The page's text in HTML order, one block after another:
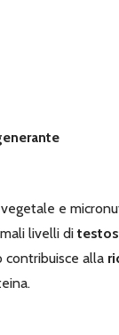
e
livelli di
contribuisce alla